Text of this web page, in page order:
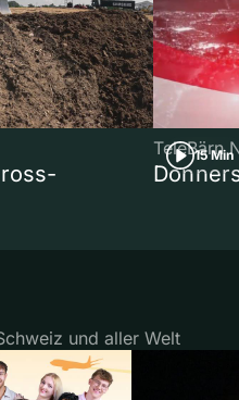
15 Min
TeleBärn
und aller Welt